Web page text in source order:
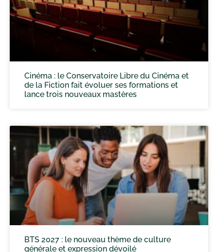
Cinéma : le Conservatoire Libre du Cinéma et
de la Fiction fait évoluer ses formations et
lance trois nouveaux mastères
BTS 2027 : le nouveau thème de culture
générale et expression dévoilé